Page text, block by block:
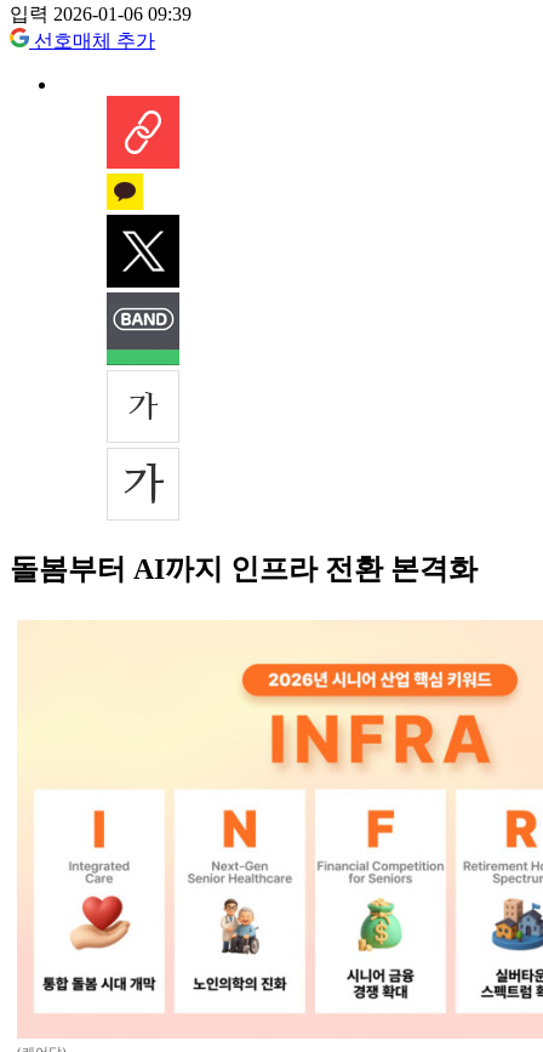
입력 2026-01-06 09:39
선호매체 추가
돌봄부터 AI까지 인프라 전환 본격화